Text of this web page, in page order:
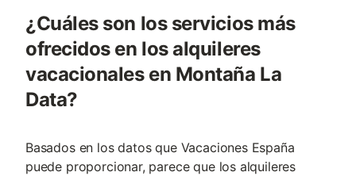
¿Cuáles son los servicios más
ofrecidos en los alquileres
vacacionales en Montaña La
Data?
Basados en los datos que Vacaciones España
puede proporcionar, parece que los alquileres